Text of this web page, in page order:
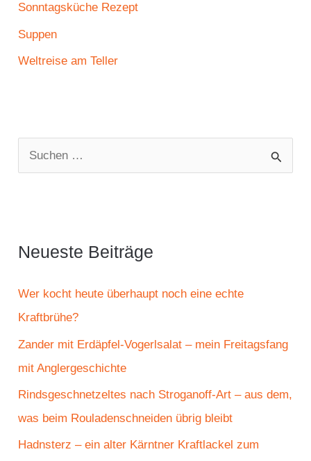
Sonntagsküche Rezept
Suppen
Weltreise am Teller
u
e
n
a
c
Neueste Beiträge
Wer kocht heute überhaupt noch eine echte
Kraftbrühe?
Zander mit Erdäpfel-Vogerlsalat – mein Freitagsfang
mit Anglergeschichte
Rindsgeschnetzeltes nach Stroganoff-Art – aus dem,
was beim Rouladenschneiden übrig bleibt
Hadnsterz – ein alter Kärntner Kraftlackel zum